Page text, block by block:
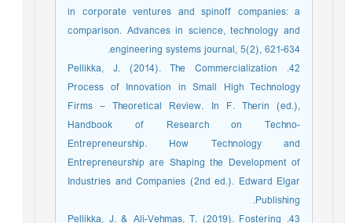
in corporate ventures and spinoff companies: a
comparison. Advances in science, technology and
engineering systems journal, 5(2), 621-634.‏
42. Pellikka, J. (2014). The Commercialization
Process of Innovation in Small High Technology
Firms – Theoretical Review. In F. Therin (ed.),
Handbook of Research on Techno-
Entrepreneurship. How Technology and
Entrepreneurship are Shaping the Development of
Industries and Companies (2nd ed.). Edward Elgar
Publishing.